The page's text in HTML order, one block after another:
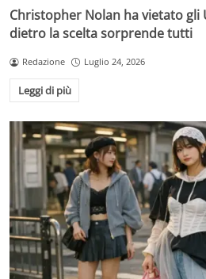
Christopher Nolan ha vietato gli
dietro la scelta sorprende tutti
Redazione Luglio 24, 2026
Leggi di più